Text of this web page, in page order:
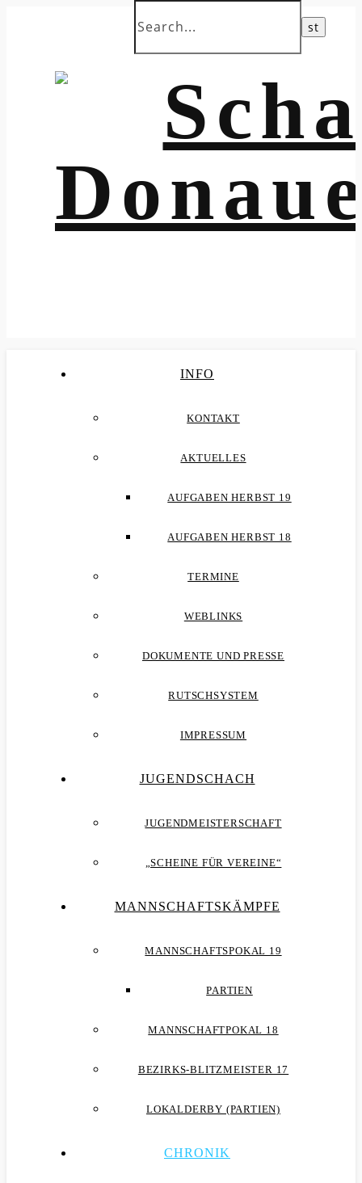
INFO
KONTAKT
AKTUELLES
AUFGABEN HERBST 19
AUFGABEN HERBST 18
TERMINE
WEBLINKS
DOKUMENTE UND PRESSE
RUTSCHSYSTEM
IMPRESSUM
JUGENDSCHACH
JUGENDMEISTERSCHAFT
„SCHEINE FÜR VEREINE“
MANNSCHAFTSKÄMPFE
MANNSCHAFTSPOKAL 19
PARTIEN
MANNSCHAFTPOKAL 18
BEZIRKS-BLITZMEISTER 17
LOKALDERBY (PARTIEN)
CHRONIK